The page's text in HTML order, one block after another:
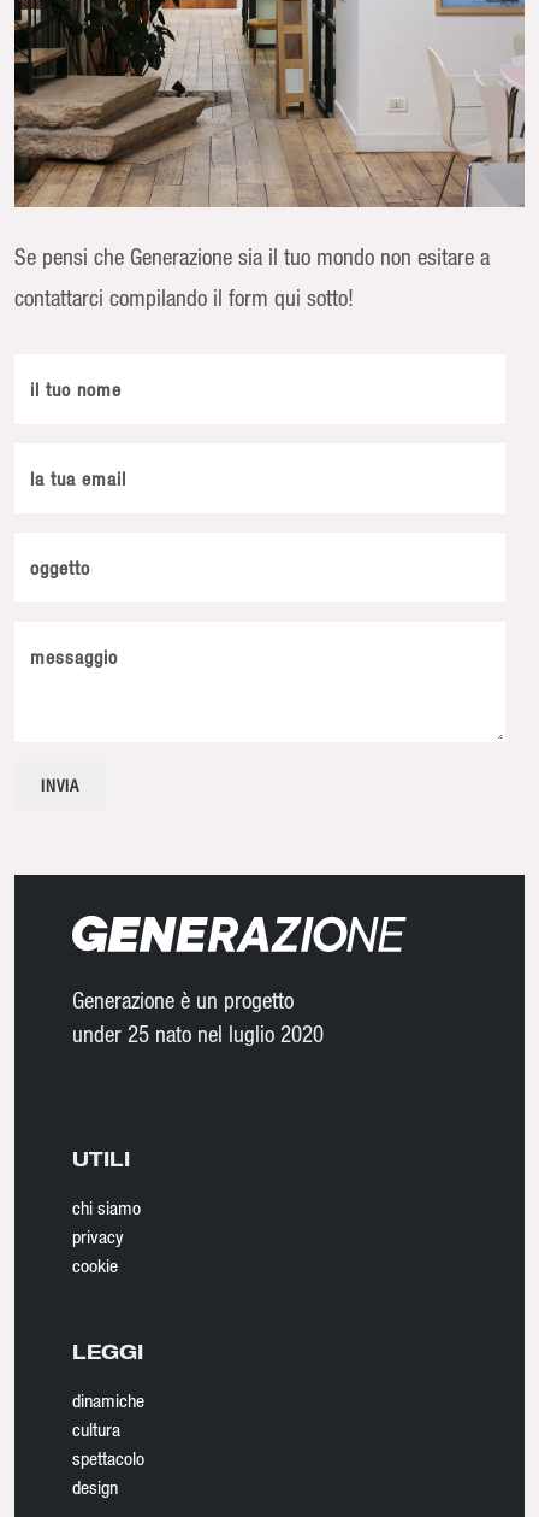
Se pensi che Generazione sia il tuo mondo non esitare a
contattarci compilando il form qui sotto!
il tuo nome
la tua email
oggetto
messaggio
Generazione è un progetto
under 25 nato nel luglio 2020
UTILI
chi siamo
privacy
cookie
LEGGI
dinamiche
cultura
spettacolo
design